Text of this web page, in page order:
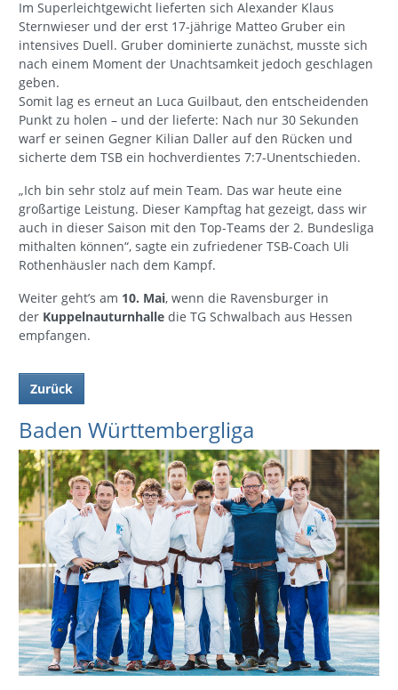
Im Superleichtgewicht lieferten sich Alexander Klaus
Sternwieser und der erst 17-jährige Matteo Gruber ein
intensives Duell. Gruber dominierte zunächst, musste sich
nach einem Moment der Unachtsamkeit jedoch geschlagen
geben.
Somit lag es erneut an Luca Guilbaut, den entscheidenden
Punkt zu holen – und der lieferte: Nach nur 30 Sekunden
warf er seinen Gegner Kilian Daller auf den Rücken und
sicherte dem TSB ein hochverdientes 7:7-Unentschieden.
„Ich bin sehr stolz auf mein Team. Das war heute eine
großartige Leistung. Dieser Kampftag hat gezeigt, dass wir
auch in dieser Saison mit den Top-Teams der 2. Bundesliga
mithalten können“, sagte ein zufriedener TSB-Coach Uli
Rothenhäusler nach dem Kampf.
Weiter geht’s am 10. Mai, wenn die Ravensburger in
der Kuppelnauturnhalle die TG Schwalbach aus Hessen
empfangen.
Zurück
Baden Württembergliga